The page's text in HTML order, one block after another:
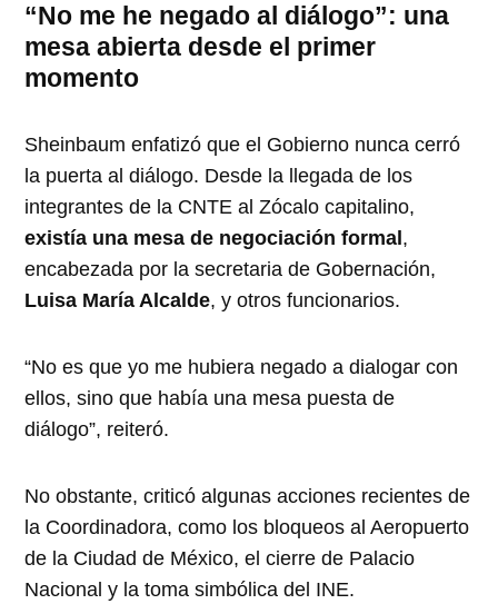
“No me he negado al diálogo”: una
mesa abierta desde el primer
momento
Sheinbaum enfatizó que el Gobierno nunca cerró
la puerta al diálogo. Desde la llegada de los
integrantes de la CNTE al Zócalo capitalino,
existía una mesa de negociación formal ,
encabezada por la secretaria de Gobernación,
Luisa María Alcalde, y otros funcionarios.
“No es que yo me hubiera negado a dialogar con
ellos, sino que había una mesa puesta de
diálogo”, reiteró.
No obstante, criticó algunas acciones recientes de
la Coordinadora, como los bloqueos al Aeropuerto
de la Ciudad de México, el cierre de Palacio
Nacional y la toma simbólica del INE.